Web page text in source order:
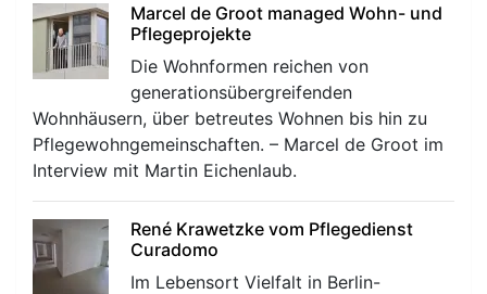
Marcel de Groot managed Wohn- und
Pflegeprojekte
Die Wohnformen reichen von
generationsübergreifenden
Wohnhäusern, über betreutes Wohnen bis hin zu
Pflegewohngemeinschaften. – Marcel de Groot im
Interview mit Martin Eichenlaub.
René Krawetzke vom Pflegedienst
Curadomo
Im Lebensort Vielfalt in Berlin-